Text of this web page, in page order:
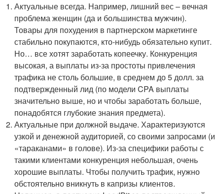
Актуальные всегда. Например, лишний вес – вечная
проблема женщин (да и большинства мужчин).
Товары для похудения в партнерском маркетинге
стабильно покупаются, кто-нибудь обязательно купит.
Но… все хотят заработать копеечку. Конкуренция
высокая, а выплаты из-за простоты привлечения
трафика не столь большие, в среднем до 5 долл. за
подтвержденный лид (по модели CPA выплаты
значительно выше, но и чтобы заработать больше,
понадобятся глубокие знания предмета).
Актуальные при должной выдаче. Характеризуются
узкой и денежной аудиторией, со своими запросами (и
«тараканами» в голове). Из-за специфики работы с
такими клиентами конкуренция небольшая, очень
хорошие выплаты. Чтобы получить трафик, нужно
обстоятельно вникнуть в капризы клиентов.